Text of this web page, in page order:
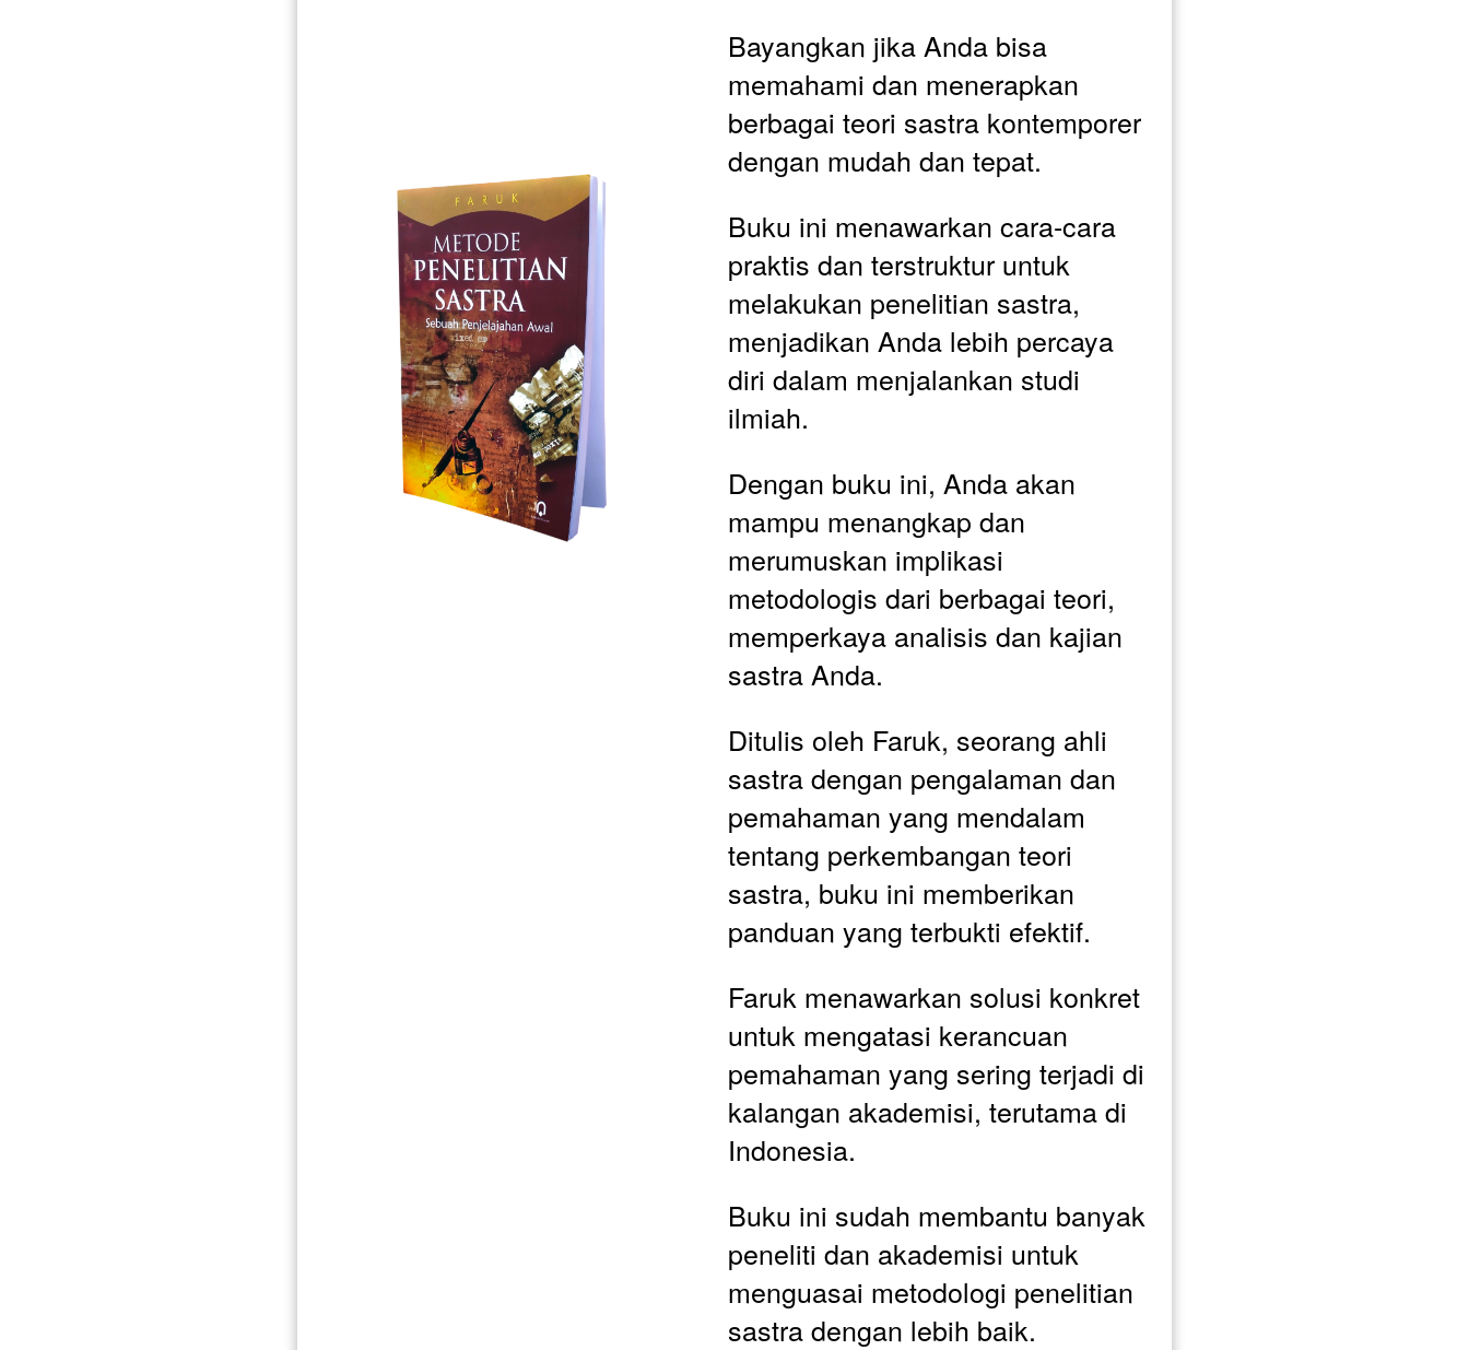
Bayangkan jika Anda bisa
memahami dan menerapkan
berbagai teori sastra kontemporer
dengan mudah dan tepat.
Buku ini menawarkan cara-cara
praktis dan terstruktur untuk
melakukan penelitian sastra,
menjadikan Anda lebih percaya
diri dalam menjalankan studi
ilmiah.
Dengan buku ini, Anda akan
mampu menangkap dan
merumuskan implikasi
metodologis dari berbagai teori,
memperkaya analisis dan kajian
sastra Anda.
Ditulis oleh Faruk, seorang ahli
sastra dengan pengalaman dan
pemahaman yang mendalam
tentang perkembangan teori
sastra, buku ini memberikan
panduan yang terbukti efektif.
Faruk menawarkan solusi konkret
untuk mengatasi kerancuan
pemahaman yang sering terjadi di
kalangan akademisi, terutama di
Indonesia.
Buku ini sudah membantu banyak
peneliti dan akademisi untuk
menguasai metodologi penelitian
sastra dengan lebih baik.